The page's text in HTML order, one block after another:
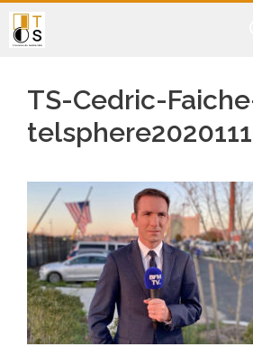
Aller
au
TS-Cedric-